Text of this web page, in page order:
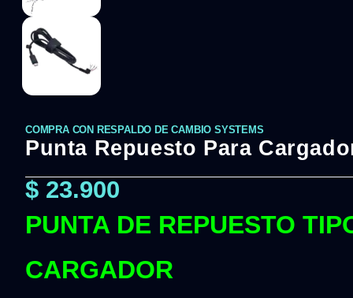
COMPRA CON RESPALDO DE CAMBIO SYSTEMS
Punta Repuesto Para
$ 23.900
PUNTA DE REPUESTO
CARGADOR